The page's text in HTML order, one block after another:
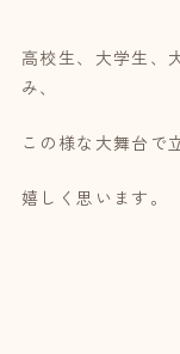
高校生、大学生
み、
この様な大舞台で
嬉しく思います。